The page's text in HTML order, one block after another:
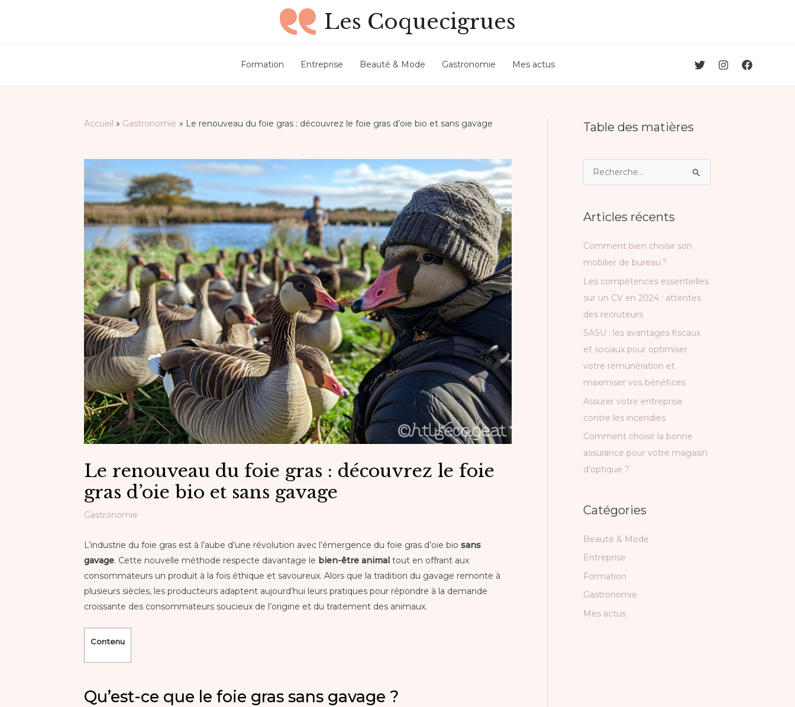
Les Coquecigrues
Formation Entreprise Beauté & Mode Gastronomie Mes actus
Accueil Gastronomie Le renouveau du foie gras : découvrez le foie gras d’oie bio et sans gavage
Le renouveau du foie gras : découvrez le foie
gras d’oie bio et sans gavage
Gastronomie
L’industrie du foie gras est à l’aube d’une révolution avec l’émergence du foie gras d’oie bio sans
gavage. Cette nouvelle méthode respecte davantage le bien-être animal tout en offrant aux
consommateurs un produit à la fois éthique et savoureux. Alors que la tradition du gavage remonte à
plusieurs siècles, les producteurs adaptent aujourd’hui leurs pratiques pour répondre à la demande
croissante des consommateurs soucieux de l’origine et du traitement des animaux.
Contenu
Qu’est-ce que le foie gras sans gavage ?
Navigation
Table des matières
h
e
Articles récents
Comment bien choisir son
mobilier de bureau ?
Les compétences essentielles
sur un CV en 2024 : attentes
des recruteurs
SASU : les avantages fiscaux
et sociaux pour optimiser
votre rémunération et
maximiser vos bénéfices
Assurer votre entreprise
contre les incendies
Comment choisir la bonne
assurance pour votre magasin
d’optique ?
Catégories
Beauté & Mode
Entreprise
Formation
Gastronomie
Mes actus